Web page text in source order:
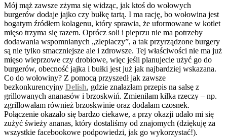
Mój mąż zawsze zżyma się widząc, jak ktoś do wołowych
burgerów dodaje jajko czy bułkę tartą. I ma rację, bo wołowina jest
bogatym źródłem kolagenu, który sprawia, że uformowane w kotlet
mięso trzyma się razem. Oprócz soli i pieprzu nie ma potrzeby
dodawania wspomnianych „zlepiaczy”, a tak przyrządzone burgery
są nie tylko smaczniejsze ale i zdrowsze. Tej właściwości nie ma już
mięso wieprzowe czy drobiowe, więc jeśli planujecie użyć go do
burgerów, obecność jajka i bułki jest już jak najbardziej wskazana.
Co do wołowiny? Z pomocą przyszedł jak zawsze
bezkonkurencyjny Delish, gdzie znalazłam przepis na salsę z
grillowanych ananasów i brzoskwiń. Zmieniłam kilka rzeczy – np.
zgrillowałam również brzoskwinie oraz dodałam czosnek.
Połączenie okazało się bardzo ciekawe, a przy okazji udało mi się
zużyć świeży ananas, który dostaliśmy od znajomych (dziękuję za
wszystkie facebookowe podpowiedzi, jak go wykorzystać!).